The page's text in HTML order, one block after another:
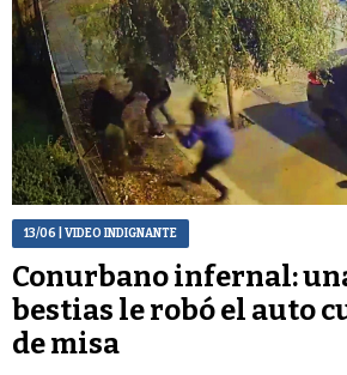
13/06 | VIDEO INDIGNANTE
Conurbano infernal:
bestias le robó el auto
de misa